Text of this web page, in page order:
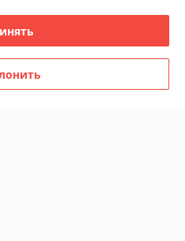
1В, цокольный этаж магазина
Беларусь
до 21:00